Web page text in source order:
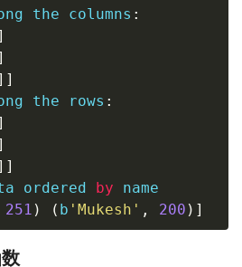
the columns :
]
the rows :
]
ordered by
251 ) ( b 'Mukesh' , 200 ) ]